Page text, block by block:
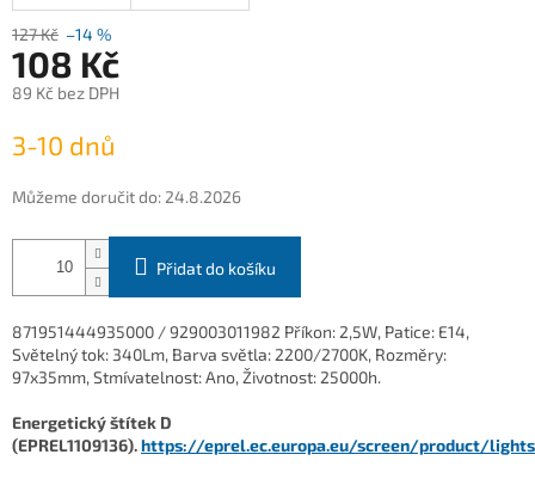
127 Kč –14 %
108 Kč
89 Kč bez DPH
cena:
3-10 dnů
Můžeme doručit do: 24.8.2026
Přidat do košíku
871951444935000 / 929003011982 Příkon: 2,5W, Patice: E14,
Světelný tok: 340Lm, Barva světla: 2200/2700K, Rozměry:
97x35mm, Stmívatelnost: Ano, Životnost: 25000h.
Energetický štítek D
(EPREL1109136).https://eprel.ec.europa.eu/screen/product/